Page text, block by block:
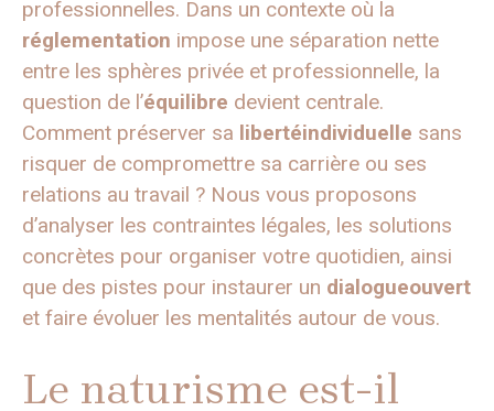
professionnelles. Dans un contexte où la
réglementation impose une séparation nette
entre les sphères privée et professionnelle, la
question de l’équilibre devient centrale.
Comment préserver sa libertéindividuelle sans
risquer de compromettre sa carrière ou ses
relations au travail ? Nous vous proposons
d’analyser les contraintes légales, les solutions
concrètes pour organiser votre quotidien, ainsi
que des pistes pour instaurer un dialogueouvert
et faire évoluer les mentalités autour de vous.
Le naturisme est-il